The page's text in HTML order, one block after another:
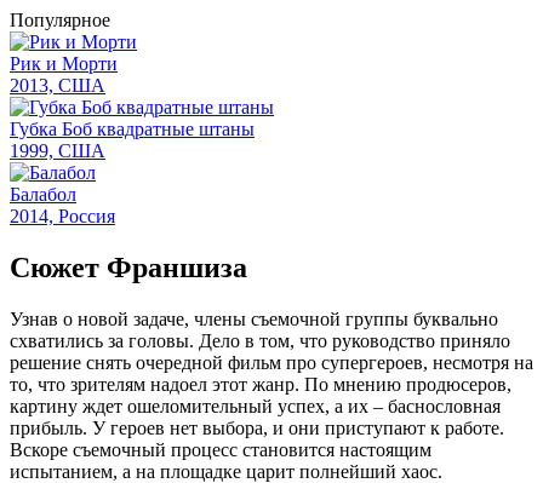
Популярное
Рик и Морти
2013, США
Губка Боб квадратные штаны
1999, США
Балабол
2014, Россия
Сюжет Франшиза
Узнав о новой задаче, члены съемочной группы буквально
схватились за головы. Дело в том, что руководство приняло
решение снять очередной фильм про супергероев, несмотря на
то, что зрителям надоел этот жанр. По мнению продюсеров,
картину ждет ошеломительный успех, а их – баснословная
прибыль. У героев нет выбора, и они приступают к работе.
Вскоре съемочный процесс становится настоящим
испытанием, а на площадке царит полнейший хаос.